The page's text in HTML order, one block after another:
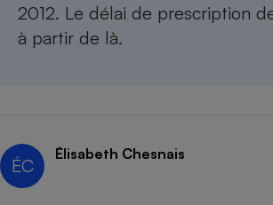
2012. Le délai de prescription
à partir de là.
ÉC
Élisabeth Chesnais